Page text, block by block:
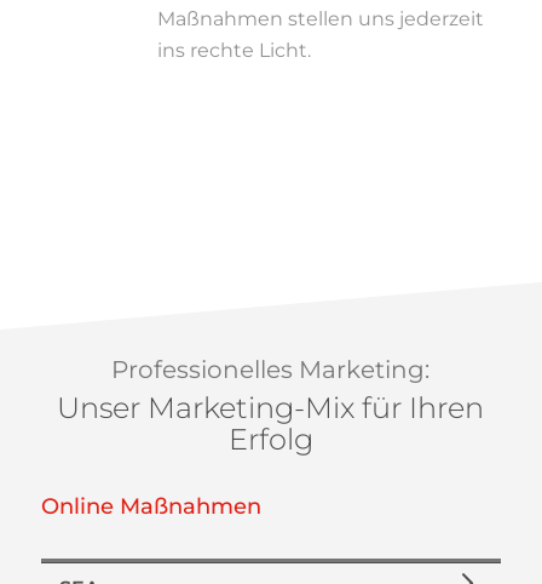
Maßnahmen stellen uns jederzeit
ins rechte Licht.
Professionelles Marketing:
Unser Marketing-Mix für Ihren
Erfolg
Online Maßnahmen